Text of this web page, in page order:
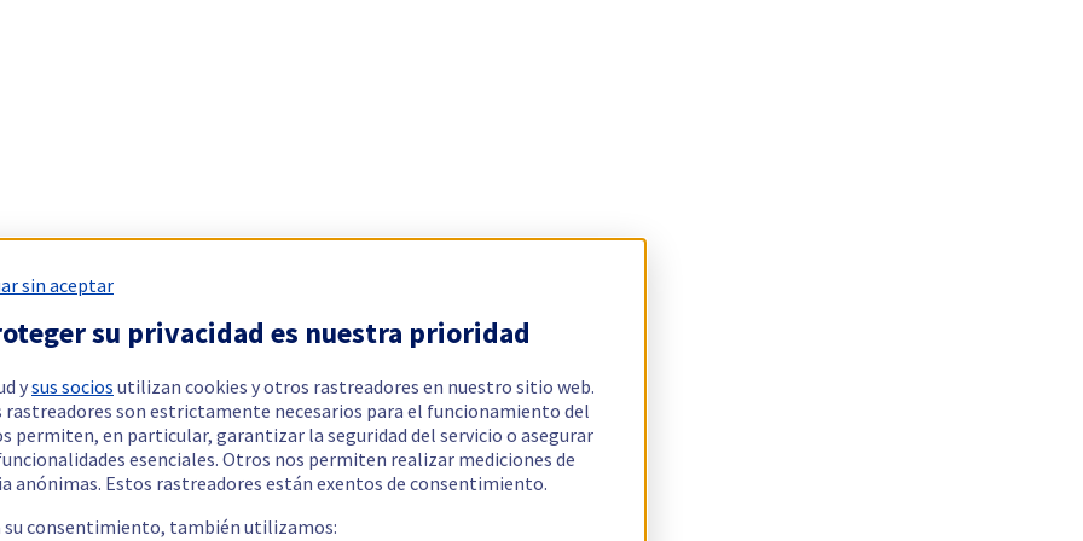
sin aceptar
su privacidad es nuestra prioridad
ysus socios utilizan cookies y otros rastreadores en nuestro sitio web.
rastreadores son estrictamente necesarios para el funcionamiento del
permiten, en particular, garantizar la seguridad del servicio o asegurar
esenciales. Otros nos permiten realizar mediciones de
anónimas. Estos rastreadores están exentos de consentimiento.
su consentimiento, también utilizamos: